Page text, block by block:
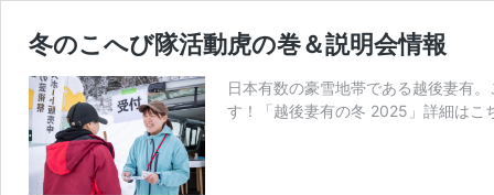
冬のこへび隊活動虎の巻＆説明会情報
日本有数の豪雪地帯である越後妻有
す！「越後妻有の冬 2025」詳細